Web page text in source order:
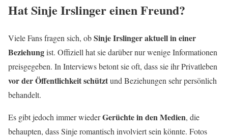
Hat Sinje Irslinger einen Freund?
Viele Fans fragen sich, obSinje Irslinger aktuell in einer
Beziehungist. Offiziell hat sie darüber nur wenige Informationen
preisgegeben. In Interviews betont sie oft, dass sie ihr Privatleben
vor der Öffentlichkeit schütztund Beziehungen sehr persönlich
behandelt.
Es gibt jedoch immer wiederGerüchte in den Medien, die
behaupten, dass Sinje romantisch involviert sein könnte. Fotos